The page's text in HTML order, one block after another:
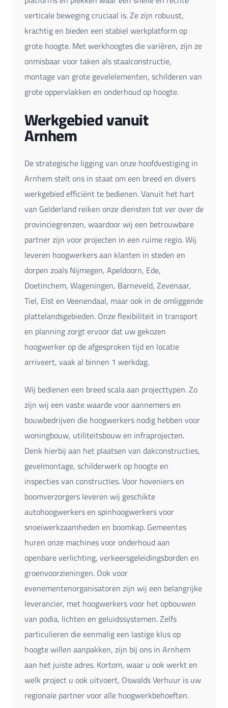
verticale beweging cruciaal is. Ze zijn robuust,
krachtig en bieden een stabiel werkplatform op
grote hoogte. Met werkhoogtes die variëren, zijn ze
onmisbaar voor taken als staalconstructie,
montage van grote gevelelementen, schilderen van
grote oppervlakken en onderhoud op hoogte.
Werkgebied vanuit
Arnhem
De strategische ligging van onze hoofdvestiging in
Arnhem stelt ons in staat om een breed en divers
werkgebied efficiënt te bedienen. Vanuit het hart
van Gelderland reiken onze diensten tot ver over de
provinciegrenzen, waardoor wij een betrouwbare
partner zijn voor projecten in een ruime regio. Wij
leveren hoogwerkers aan klanten in steden en
dorpen zoals Nijmegen, Apeldoorn, Ede,
Doetinchem, Wageningen, Barneveld, Zevenaar,
Tiel, Elst en Veenendaal, maar ook in de omliggende
plattelandsgebieden. Onze flexibiliteit in transport
en planning zorgt ervoor dat uw gekozen
hoogwerker op de afgesproken tijd en locatie
arriveert, vaak al binnen 1 werkdag.
Wij bedienen een breed scala aan projecttypen. Zo
zijn wij een vaste waarde voor aannemers en
bouwbedrijven die hoogwerkers nodig hebben voor
woningbouw, utiliteitsbouw en infraprojecten.
Denk hierbij aan het plaatsen van dakconstructies,
gevelmontage, schilderwerk op hoogte en
inspecties van constructies. Voor hoveniers en
boomverzorgers leveren wij geschikte
autohoogwerkers en spinhoogwerkers voor
snoeiwerkzaamheden en boomkap. Gemeentes
huren onze machines voor onderhoud aan
openbare verlichting, verkeersgeleidingsborden en
groenvoorzieningen. Ook voor
evenementenorganisatoren zijn wij een belangrijke
leverancier, met hoogwerkers voor het opbouwen
van podia, lichten en geluidssystemen. Zelfs
particulieren die eenmalig een lastige klus op
hoogte willen aanpakken, zijn bij ons in Arnhem
aan het juiste adres. Kortom, waar u ook werkt en
welk project u ook uitvoert, Oswalds Verhuur is uw
regionale partner voor alle hoogwerkbehoeften.